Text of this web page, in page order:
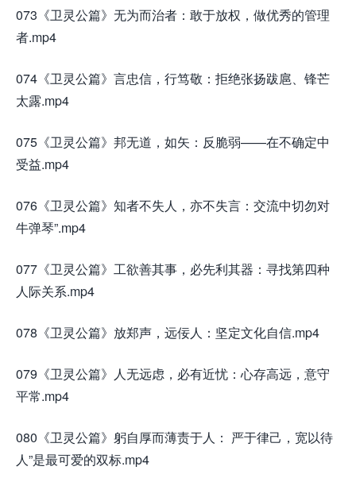
073《卫灵公篇》无为而治者：敢于放权，做优秀的管理
者.mp4
074《卫灵公篇》言忠信，行笃敬：拒绝张扬跋扈、锋芒
太露.mp4
075《卫灵公篇》邦无道，如矢：反脆弱——在不确定中
受益.mp4
076《卫灵公篇》知者不失人，亦不失言：交流中切勿对
牛弹琴”.mp4
077《卫灵公篇》工欲善其事，必先利其器：寻找第四种
人际关系.mp4
078《卫灵公篇》放郑声，远佞人：坚定文化自信.mp4
079《卫灵公篇》人无远虑，必有近忧：心存高远，意守
平常.mp4
080《卫灵公篇》躬自厚而薄责于人： 严于律己，宽以待
人”是最可爱的双标.mp4